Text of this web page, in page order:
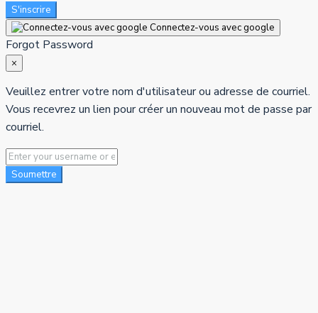
S'inscrire
Connectez-vous avec google
Forgot Password
×
Veuillez entrer votre nom d'utilisateur ou adresse de courriel.
Vous recevrez un lien pour créer un nouveau mot de passe par
courriel.
Soumettre